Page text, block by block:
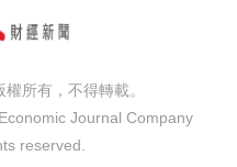
所有，不得轉載。
Journal Company
reserved.